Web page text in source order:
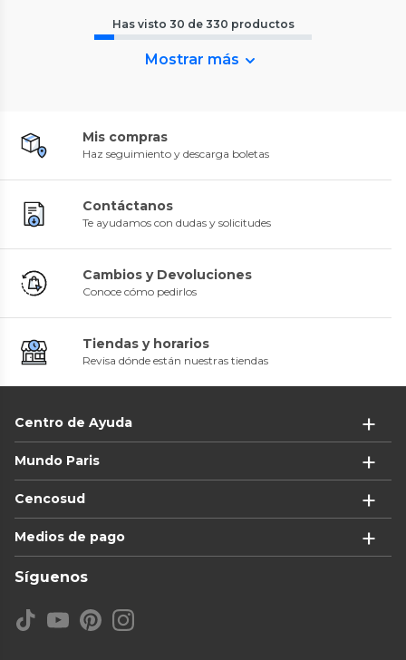
Has visto 30 de 330 productos
Mostrar más
Mis compras
Haz seguimiento y descarga boletas
Contáctanos
Te ayudamos con dudas y solicitudes
Cambios y Devoluciones
Conoce cómo pedirlos
Tiendas y horarios
Revisa dónde están nuestras tiendas
Centro de Ayuda
Mundo Paris
Cencosud
Medios de pago
Síguenos